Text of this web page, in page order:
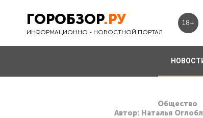
ГОРОБЗОР.РУ
ИНФОРМАЦИОННО - НОВОСТНОЙ ПОРТАЛ
18+
Общество
Автор: Наталья